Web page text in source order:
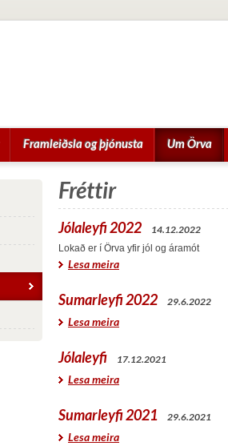
Fréttir
Jólaleyfi 2022 14.12.2022
Lokað er í Örva yfir jól og áramót
Lesa meira
Sumarleyfi 2022 29.6.2022
Lesa meira
Jólaleyfi 17.12.2021
Lesa meira
Sumarleyfi 2021 29.6.2021
Lesa meira
Framleiðsla og þjónusta Um Örva